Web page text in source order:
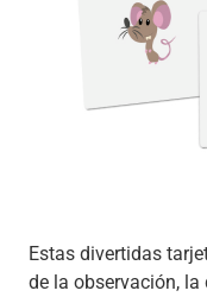
Estas divertidas
de la observación,